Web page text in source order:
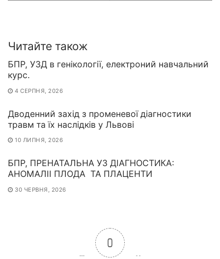
Читайте також
БПР, УЗД в генікології, електроний навчальний
курс.
4 СЕРПНЯ, 2026
Дводенний захід з променевої діагностики
травм та їх наслідків у Львові
10 ЛИПНЯ, 2026
БПР, ПРЕНАТАЛЬНА УЗ ДІАГНОСТИКА:
АНОМАЛІІ ПЛОДА ТА ПЛАЦЕНТИ
30 ЧЕРВНЯ, 2026
0